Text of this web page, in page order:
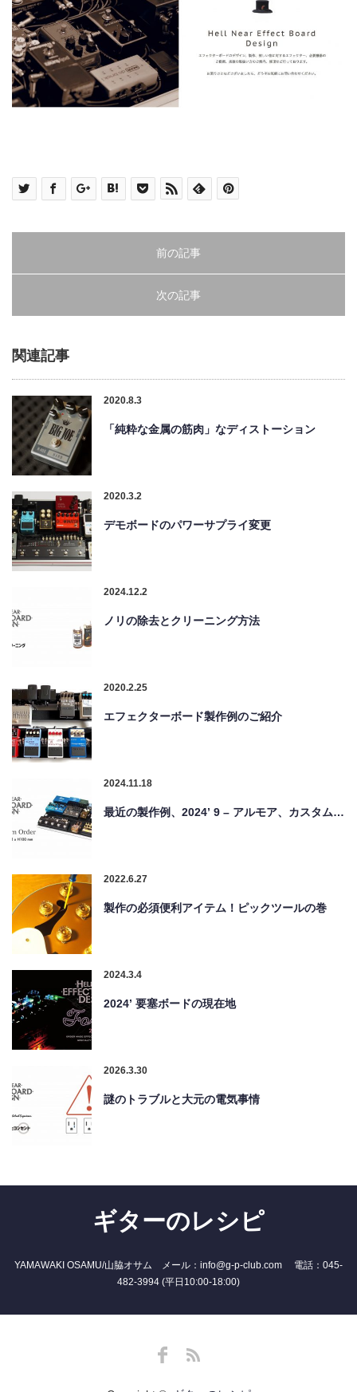
前の記事
次の記事
関連記事
2020.8.3
「純粋な金属の筋肉」なディストーション
2020.3.2
デモボードのパワーサプライ変更
2024.12.2
ノリの除去とクリーニング方法
2020.2.25
エフェクターボード製作例のご紹介
2024.11.18
最近の製作例、2024’ 9 – アルモア、カスタム…
2022.6.27
製作の必須便利アイテム！ピックツールの巻
2024.3.4
2024’ 要塞ボードの現在地
2026.3.30
謎のトラブルと大元の電気事情
ギターのレシピ
YAMAWAKI OSAMU/山脇オサム メール：info@g-p-club.com 電話：045-
482-3994 (平日10:00-18:00)